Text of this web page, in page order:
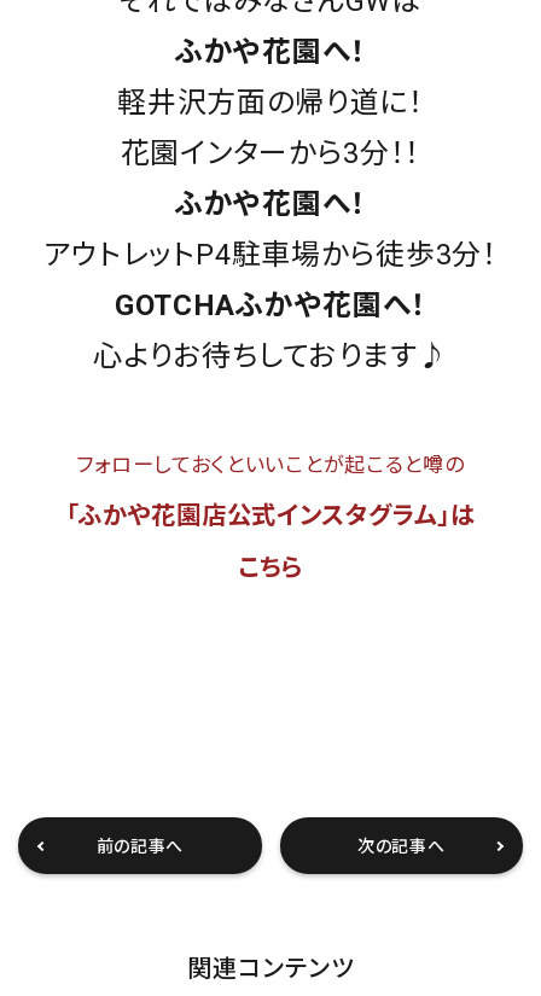
ふかや花園へ！
軽井沢方面の帰り道に！
花園インターから3分！！
ふかや花園へ！
アウトレットP4駐車場から徒歩3分！
GOTCHAふかや花園へ！
心よりお待ちしております♪
フォローしておくといいことが起こると噂の
「ふかや花園店公式インスタグラム」は
こちら
前の記事へ 次の記事へ
関連コンテンツ